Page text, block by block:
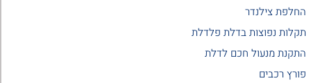
החלפת צילנדר
תקלות נפוצות בדלת פלדלת
התקנת מנעול חכם לדלת
פורץ רכבים